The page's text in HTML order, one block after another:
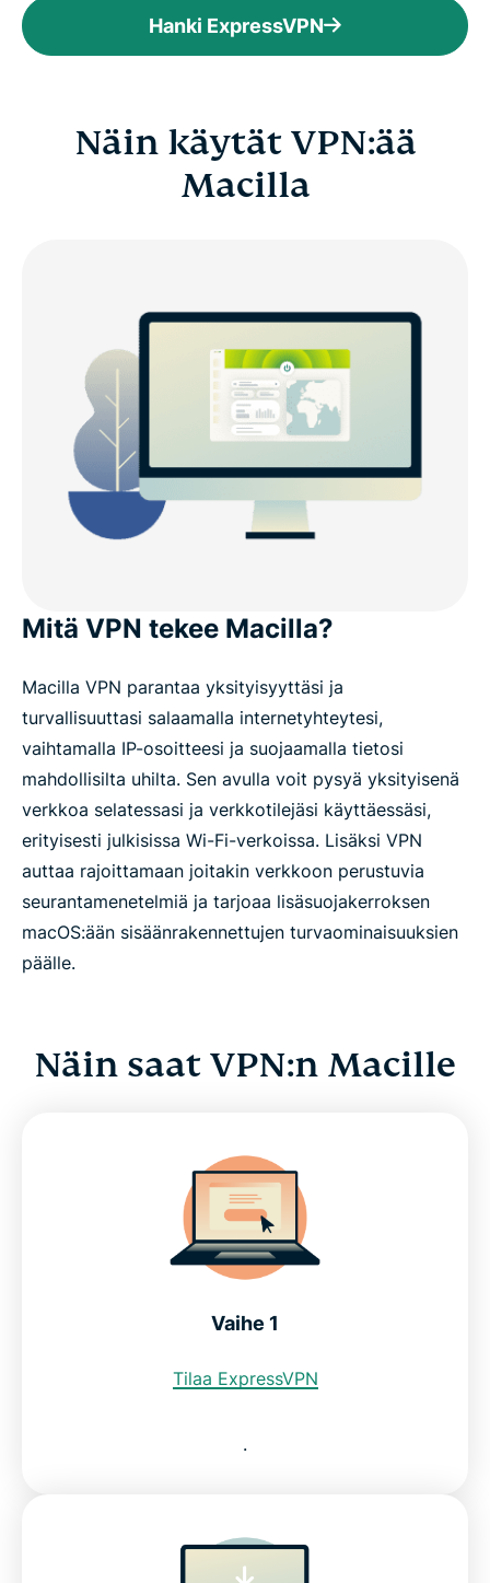
Hanki ExpressVPN
Näin käytät VPN:ää
Macilla
Mitä VPN tekee Macilla?
Macilla VPN parantaa yksityisyyttäsi ja
turvallisuuttasi salaamalla internetyhteytesi,
vaihtamalla IP-osoitteesi ja suojaamalla tietosi
mahdollisilta uhilta. Sen avulla voit pysyä yksityisenä
verkkoa selatessasi ja verkkotilejäsi käyttäessäsi,
erityisesti julkisissa Wi-Fi-verkoissa. Lisäksi VPN
auttaa rajoittamaan joitakin verkkoon perustuvia
seurantamenetelmiä ja tarjoaa lisäsuojakerroksen
macOS:ään sisäänrakennettujen turvaominaisuuksien
päälle.
Näin saat VPN:n Macille
Vaihe 1
Tilaa ExpressVPN
.